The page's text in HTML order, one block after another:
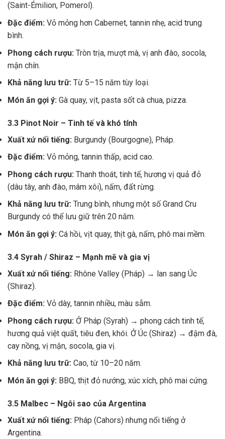
(Saint-Émilion, Pomerol).
Đặc điểm: Vỏ mỏng hơn Cabernet, tannin nhẹ, acid trung
bình.
Phong cách rượu: Tròn trịa, mượt mà, vị anh đào, socola,
mận chín.
Khả năng lưu trữ: Từ 5–15 năm tùy loại.
Món ăn gợi ý: Gà quay, vịt, pasta sốt cà chua, pizza.
3.3 Pinot Noir – Tinh tế và khó tính
Xuất xứ nổi tiếng: Burgundy (Bourgogne), Pháp.
Đặc điểm: Vỏ mỏng, tannin thấp, acid cao.
Phong cách rượu: Thanh thoát, tinh tế, hương vị quả đỏ
(dâu tây, anh đào, mâm xôi), nấm, đất rừng.
Khả năng lưu trữ: Trung bình, nhưng một số Grand Cru
Burgundy có thể lưu giữ trên 20 năm.
Món ăn gợi ý: Cá hồi, vịt quay, thịt gà, nấm, phô mai mềm.
3.4 Syrah / Shiraz – Mạnh mẽ và gia vị
Xuất xứ nổi tiếng: Rhône Valley (Pháp) → lan sang Úc
(Shiraz).
Đặc điểm: Vỏ dày, tannin nhiều, màu sẫm.
Phong cách rượu: Ở Pháp (Syrah) → phong cách tinh tế,
hương quả việt quất, tiêu đen, khói. Ở Úc (Shiraz) → đậm đà,
cay nồng, vị mận, socola, gia vị.
Khả năng lưu trữ: Cao, từ 10–20 năm.
Món ăn gợi ý: BBQ, thịt đỏ nướng, xúc xích, phô mai cứng.
3.5 Malbec – Ngôi sao của Argentina
Xuất xứ nổi tiếng: Pháp (Cahors) nhưng nổi tiếng ở
Argentina.